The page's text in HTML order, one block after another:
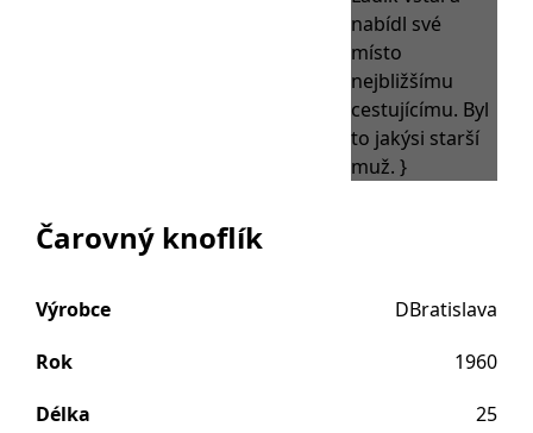
Čarovný knoflík
Výrobce
DBratislava
Rok
1960
Délka
25